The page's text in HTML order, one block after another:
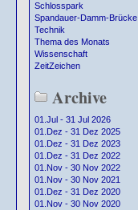
Schlosspark
Spandauer-Damm-Brücke
Technik
Thema des Monats
Wissenschaft
ZeitZeichen
Archive
01.Jul - 31 Jul 2026
01.Dez - 31 Dez 2025
01.Dez - 31 Dez 2023
01.Dez - 31 Dez 2022
01.Nov - 30 Nov 2022
01.Nov - 30 Nov 2021
01.Dez - 31 Dez 2020
01.Nov - 30 Nov 2020